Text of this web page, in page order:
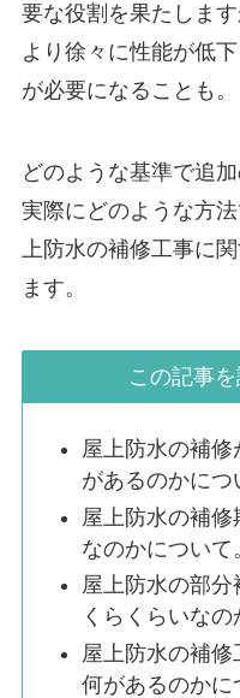
要な役割を果たしま
より徐々に性能が低
が必要になることも。
どのような基準で追
実際にどのような方
上防水の補修工事に
ます。
この記事
屋上防水の補
があるのかにつ
屋上防水の補
なのかについて
屋上防水の部
くらくらいなの
屋上防水の補
何があるのかに